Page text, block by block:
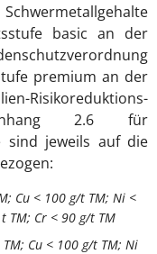
basic an der
premium an der
2.6 für
sind jeweils auf die
Cu < 100 g/t TM; Ni <
TM; Cr < 90 g/t TM
Cu < 100 g/t TM; Ni